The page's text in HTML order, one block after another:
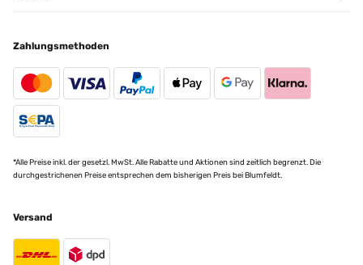
Zahlungsmethoden
*Alle Preise inkl. der gesetzl. MwSt. Alle Rabatte und Aktionen sind zeitlich begrenzt. Die
durchgestrichenen Preise entsprechen dem bisherigen Preis bei Blumfeldt.
Versand